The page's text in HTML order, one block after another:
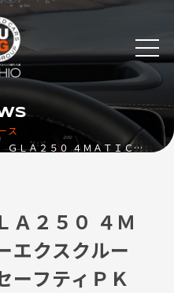
ス
２０１８年 ＧＬＡ２５０ ４ＭＡＴＩＣ レザーエクスクルーシブ＆レーダーセーフティＰＫＧ ポーラーホワイト ２７８万円
２５０ ４Ｍ
クスクルー
ーフティＰＫ